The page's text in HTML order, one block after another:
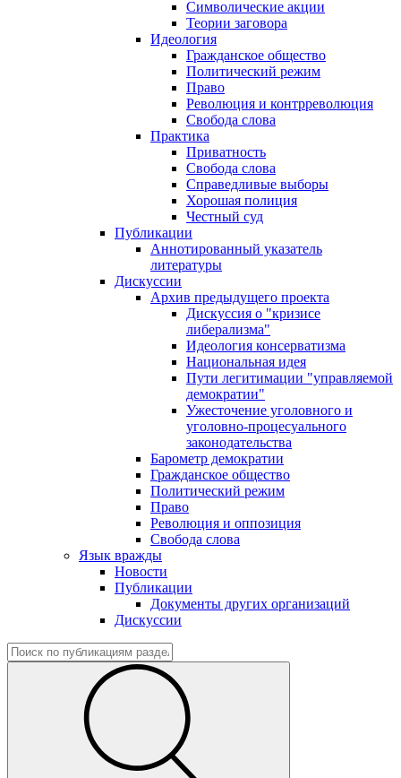
Символические акции
Теории заговора
Идеология
Гражданское общество
Политический режим
Право
Революция и контрреволюция
Свобода слова
Практика
Приватность
Свобода слова
Справедливые выборы
Хорошая полиция
Честный суд
Публикации
Аннотированный указатель
литературы
Дискуссии
Архив предыдущего проекта
Дискуссия о "кризисе
либерализма"
Идеология консерватизма
Национальная идея
Пути легитимации "управляемой
демократии"
Ужесточение уголовного и
уголовно-процесуального
законодательства
Барометр демократии
Гражданское общество
Политический режим
Право
Революция и оппозиция
Свобода слова
Язык вражды
Новости
Публикации
Документы других организаций
Дискуссии